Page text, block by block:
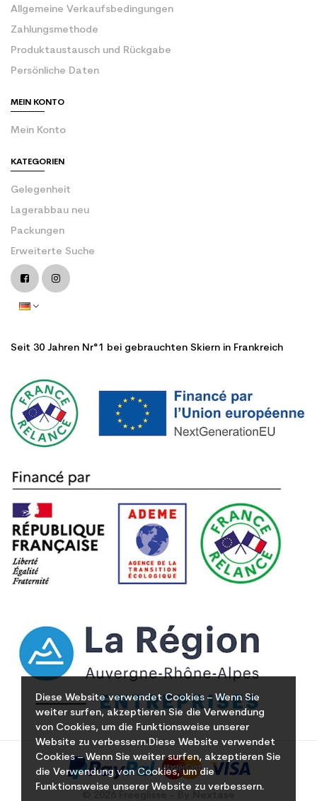
Diese Website verwendet Cookies – Wenn Sie
weiter surfen, akzeptieren Sie die Verwendung
von Cookies, um die Funktionsweise unserer
Website zu verbessern.Diese Website verwendet
Cookies – Wenn Sie weiter surfen, akzeptieren Sie
die Verwendung von Cookies, um die
Funktionsweise unserer Website zu verbessern.
Allgemeine Verkaufsbedingungen
Zahlungsmethode
Produktaustausch und Rückgabe
Persönliche Daten
MEIN KONTO
Mein Konto
KATEGORIEN
Gelegenheit
Lagerabbau neu
Packungen
Erweiterte Suche
Seit 30 Jahren Nr°1 bei gebrauchten Skiern in Frankreich